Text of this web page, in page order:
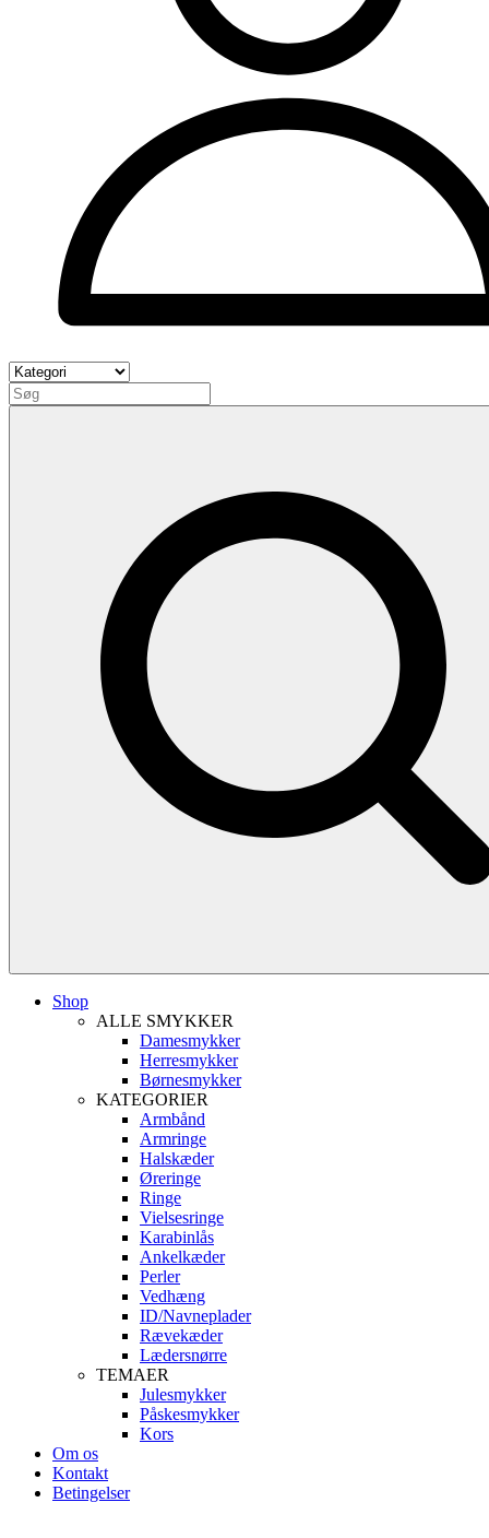
Shop
ALLE SMYKKER
Damesmykker
Herresmykker
Børnesmykker
KATEGORIER
Armbånd
Armringe
Halskæder
Øreringe
Ringe
Vielsesringe
Karabinlås
Ankelkæder
Perler
Vedhæng
ID/Navneplader
Rævekæder
Lædersnørre
TEMAER
Julesmykker
Påskesmykker
Kors
Om os
Kontakt
Betingelser